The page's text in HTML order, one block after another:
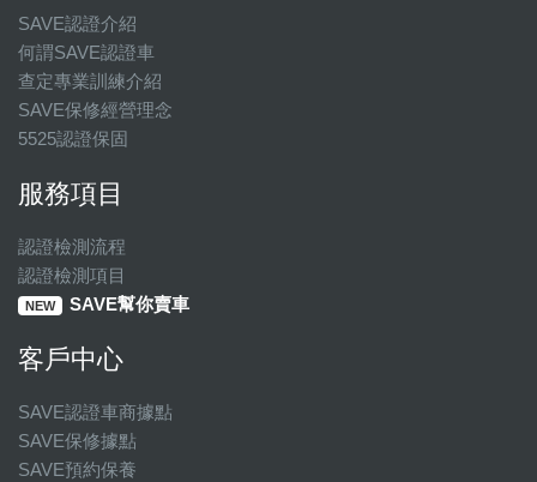
SAVE認證介紹
何謂SAVE認證車
查定專業訓練介紹
SAVE保修經營理念
5525認證保固
服務項目
認證檢測流程
認證檢測項目
NEW SAVE幫你賣車
客戶中心
SAVE認證車商據點
SAVE保修據點
SAVE預約保養